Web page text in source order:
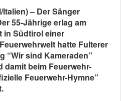
– Der Sänger
55-Jährige erlag am
in Südtirol einer
hatte Fulterer
“Wir sind Kameraden”
damit beim Feuerwehr-
Feuerwehr-Hymne”